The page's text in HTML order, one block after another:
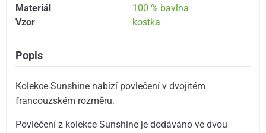
Materiál
100 % bavlna
Vzor
kostka
Popis
Kolekce Sunshine nabízí povlečení v dvojitém
francouzském rozměru.
Povlečení z kolekce Sunshine je dodáváno ve dvou